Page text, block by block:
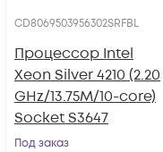
CD8069503956302SRFBL
Процессор Intel
Xeon Silver 4210 (2.20
GHz/13.75M/10-core)
Socket S3647
Под заказ